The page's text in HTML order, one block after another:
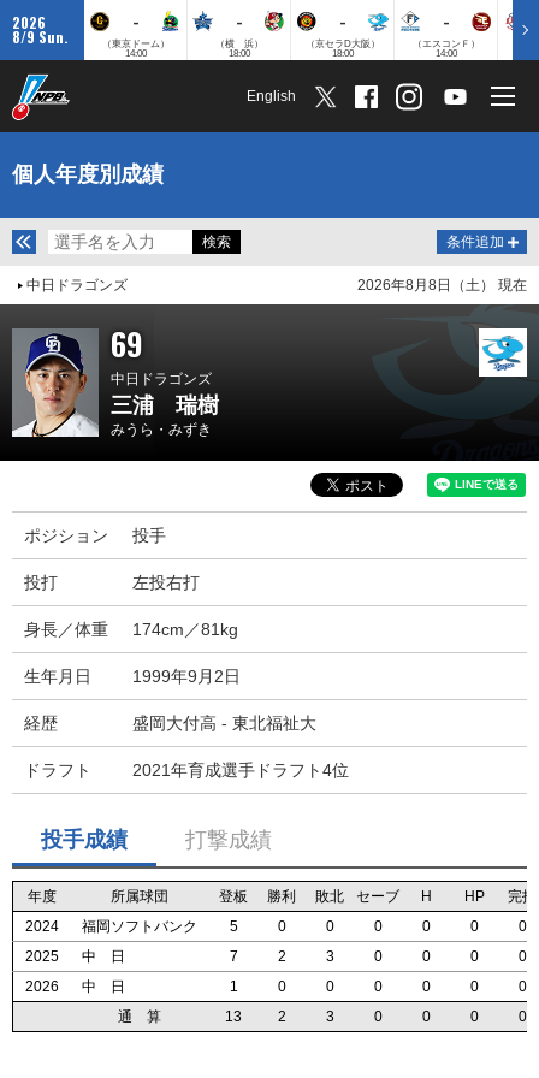
2026
8/9 Sun.
-
（東京ドーム）
14:00
-
（横 浜）
18:00
-
（京セラD大阪）
18:00
-
（エスコンＦ）
14:00
English
個人年度別成績
条件追加
中日ドラゴンズ 2026年8月8日（土） 現在
69
中日ドラゴンズ
三浦 瑞樹
みうら・みずき
ポジション 投手
投打 左投右打
身長／体重 174cm／81kg
生年月日 1999年9月2日
経歴 盛岡大付高 - 東北福祉大
ドラフト 2021年育成選手ドラフト4位
投手成績 打撃成績
年度 所属球団 登板 勝利 敗北 セーブ H HP
完投
2024
福岡ソフトバンク 5 0 0 0 0 0
0
2025
中 日 7 2 3 0 0 0
0
2026
中 日 1 0 0 0 0 0
0
通 算
13 2 3 0 0 0 0
年度 所属球団 登板 勝利 敗北 セーブ H HP
完投
2024
福岡ソフトバンク 5 0 0 0 0 0
0
2025
中 日 7 2 3 0 0 0
0
2026
中 日 1 0 0 0 0 0
0
通 算
13 2 3 0 0 0 0
年度 所属球団 登板 勝利 敗北 セーブ H HP
完投
2024
福岡ソフトバンク 5 0 0 0 0 0
0
2025
中 日 7 2 3 0 0 0
0
2026
中 日 1 0 0 0 0 0
0
通 算
13 2 3 0 0 0 0
年度 所属球団 登板 勝利 敗北 セーブ H HP
完投
2024
福岡ソフトバンク 5 0 0 0 0 0
0
2025
中 日 7 2 3 0 0 0
0
2026
中 日 1 0 0 0 0 0
0
通 算
13 2 3 0 0 0 0